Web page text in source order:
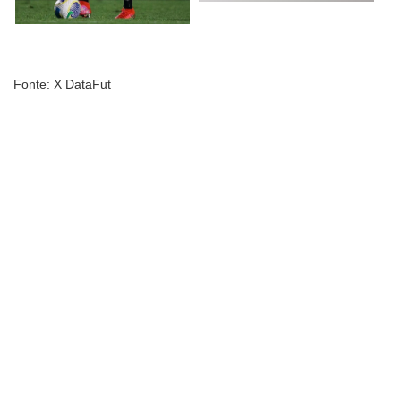
Fonte: X DataFut